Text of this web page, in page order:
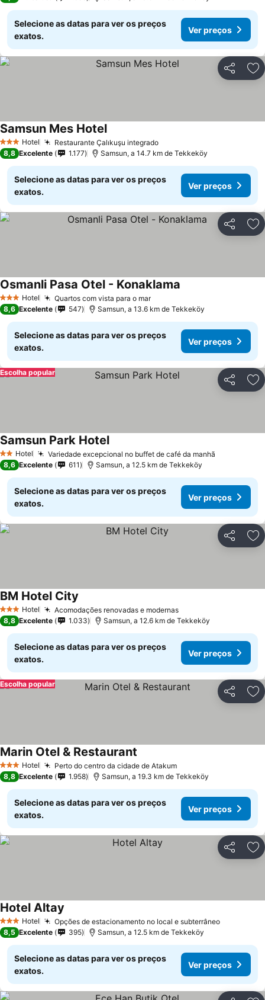
Selecione as datas para ver os preços
exatos.
Ver preços
Partilhar
3 EstrelasHotel Restaurante Çalıkuşu integrado
Samsun Mes Hotel
8,8 Excelente 1.177 Samsun, a 14.7 km de Tekkeköy
Selecione as datas para ver os preços
exatos.
Ver preços
Partilhar
3 EstrelasHotel Quartos com vista para o mar
Osmanli Pasa Otel - Konaklama
8,6 Excelente 547 Samsun, a 13.6 km de Tekkeköy
Selecione as datas para ver os preços
exatos.
Ver preços
Partilhar
Escolha popular
2 Estrelas
Hotel Variedade excepcional no buffet de café da manhã
Samsun Park Hotel
8,6 Excelente 611 Samsun, a 12.5 km de Tekkeköy
Selecione as datas para ver os preços
exatos.
Ver preços
Partilhar
3 EstrelasHotel Acomodações renovadas e modernas
BM Hotel City
8,8 Excelente 1.033 Samsun, a 12.6 km de Tekkeköy
Selecione as datas para ver os preços
exatos.
Ver preços
Partilhar
Escolha popular
3 EstrelasHotel Perto do centro da cidade de Atakum
Marin Otel & Restaurant
8,8 Excelente 1.958 Samsun, a 19.3 km de Tekkeköy
Selecione as datas para ver os preços
exatos.
Ver preços
Partilhar
3 EstrelasHotel Opções de estacionamento no local e subterrâneo
Hotel Altay
8,5 Excelente 395 Samsun, a 12.5 km de Tekkeköy
Selecione as datas para ver os preços
exatos.
Ver preços